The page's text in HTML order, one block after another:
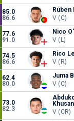
85.0
86.6
Rúben
V (C)
77.6
91.0
Nico
V (L)
74.5
86.6
Rico
V (R)
62.4
80.0
Juma
V (C)
73.0
82.3
V (CR)